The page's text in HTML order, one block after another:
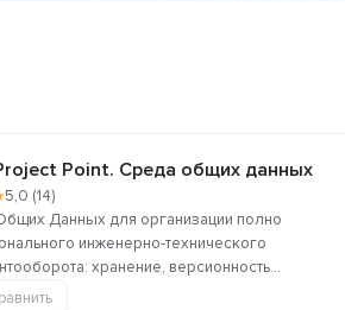
Point. Среда общих данных
5,0 (14)
Данных для организации полно
инженерно-технического
хранение, версионность...